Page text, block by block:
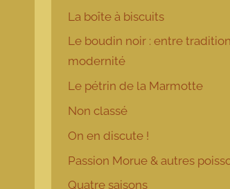
La boîte à biscuits
Le boudin noir : entre
modernité
Le pétrin de la Marmotte
Non classé
On en discute !
Passion Morue & autres
Quatre saisons